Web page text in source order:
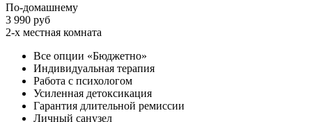
По-домашнему
3 990 руб
2-х местная комната
Все опции «Бюджетно»
Индивидуальная терапия
Работа с психологом
Усиленная детоксикация
Гарантия длительной ремиссии
Личный санузел